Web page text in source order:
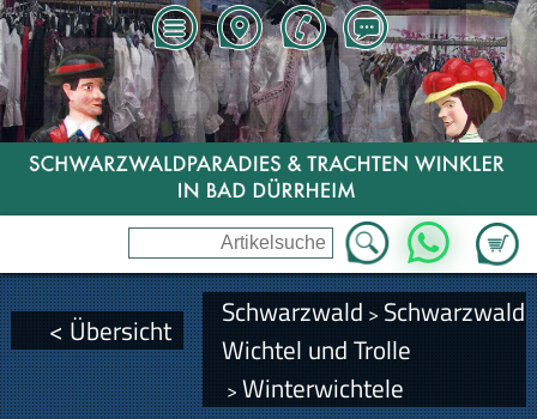
Zum
WhatsApp
< Übersicht Schwarzwald > Schwarzwald
Wichtel und Trolle
> Winterwichtele